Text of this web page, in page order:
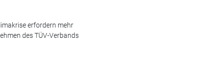
erfordern mehr
des TÜV-Verbands